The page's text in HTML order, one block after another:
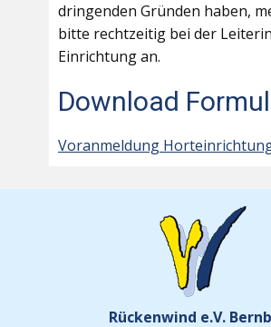
dringenden Gründen haben,
bitte rechtzeitig bei der
Einrichtung an.
Download
Voranmeldung
Rückenwind e.V.